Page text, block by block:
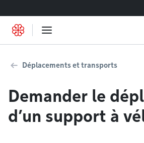
Déplacements et transports
Demander le
d’un support à